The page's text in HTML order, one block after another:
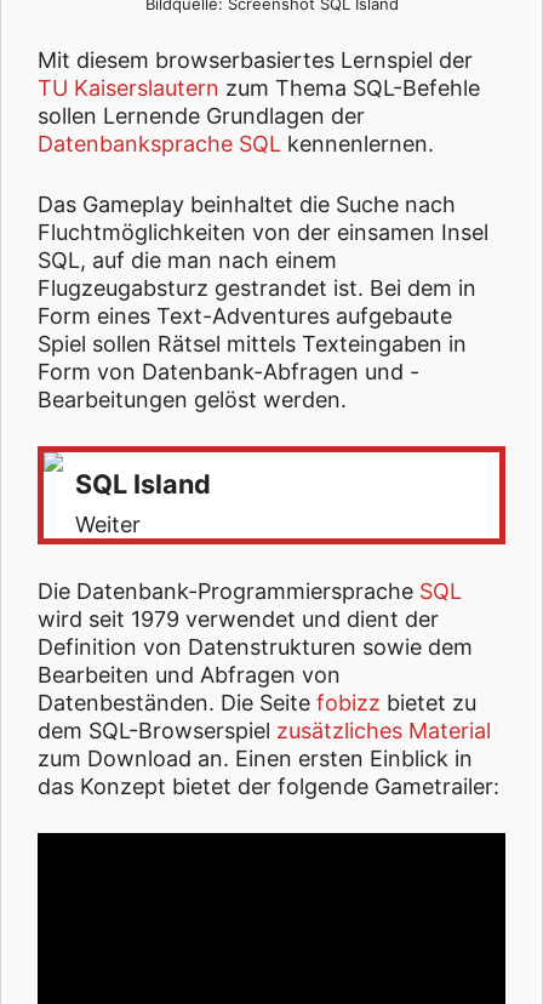
Mit diesem browserbasiertes Lernspiel der
TU Kaiserslautern zum Thema SQL-Befehle
sollen Lernende Grundlagen der
Datenbanksprache SQL kennenlernen.
Das Gameplay beinhaltet die Suche nach
Fluchtmöglichkeiten von der einsamen Insel
SQL, auf die man nach einem
Flugzeugabsturz gestrandet ist. Bei dem in
Form eines Text-Adventures aufgebaute
Spiel sollen Rätsel mittels Texteingaben in
Form von Datenbank-Abfragen und -
Bearbeitungen gelöst werden.
SQL Island
Weiter
Die Datenbank-Programmiersprache SQL
wird seit 1979 verwendet und dient der
Definition von Datenstrukturen sowie dem
Bearbeiten und Abfragen von
Datenbeständen. Die Seite fobizz bietet zu
dem SQL-Browserspiel zusätzliches Material
zum Download an. Einen ersten Einblick in
das Konzept bietet der folgende Gametrailer: